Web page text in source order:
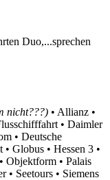
Duo,...sprechen
nicht???) • Allianz •
• Daimler
• Deutsche
Globus • Hessen 3 •
Objektform • Palais
• Seetours • Siemens